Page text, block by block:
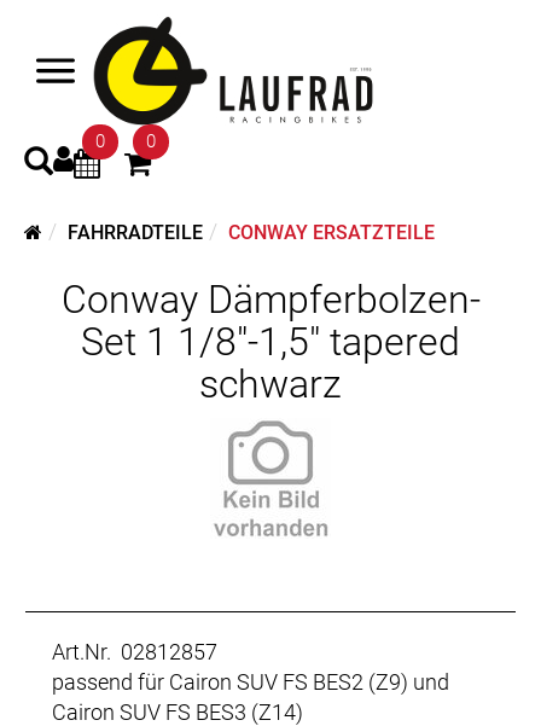
0 0
FAHRRADTEILE CONWAY ERSATZTEILE
Conway Dämpferbolzen-
Set 1 1/8"-1,5" tapered
schwarz
Art.Nr. 02812857
passend für Cairon SUV FS BES2 (Z9) und
Cairon SUV FS BES3 (Z14)